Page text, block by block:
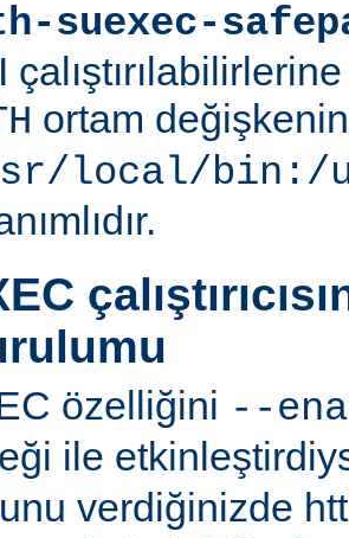
suexec-
ortam
local/bin:/
özelliğini --
ile
verdiğinizde